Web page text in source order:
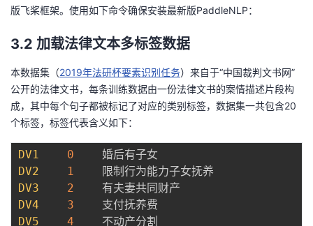
版飞桨框架。使用如下命令确保安装最新版PaddleNLP：
3.2 加载法律文本多标签数据
本数据集（2019年法研杯要素识别任务）来自于“中国裁判文书网”
公开的法律文书，每条训练数据由一份法律文书的案情描述片段构
成，其中每个句子都被标记了对应的类别标签，数据集一共包含20
个标签，标签代表含义如下：
DV1 0
DV2
1
DV3
2
DV4
3
DV5
4